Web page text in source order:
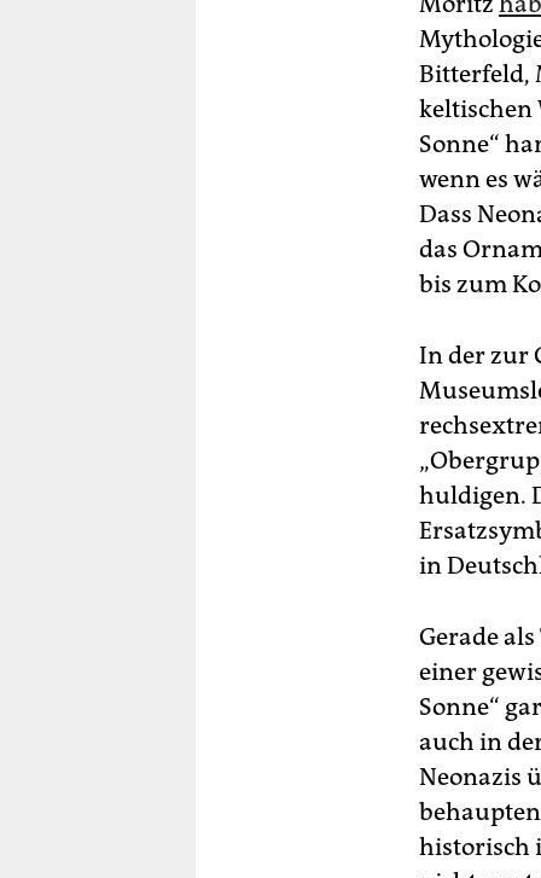
Bitterfeld,
keltischen
Sonne“
wenn es
Dass
das
bis zum
In der zur
huldigen.
in
Gerade
einer
Sonne“
auch in
Neonazis
historisch